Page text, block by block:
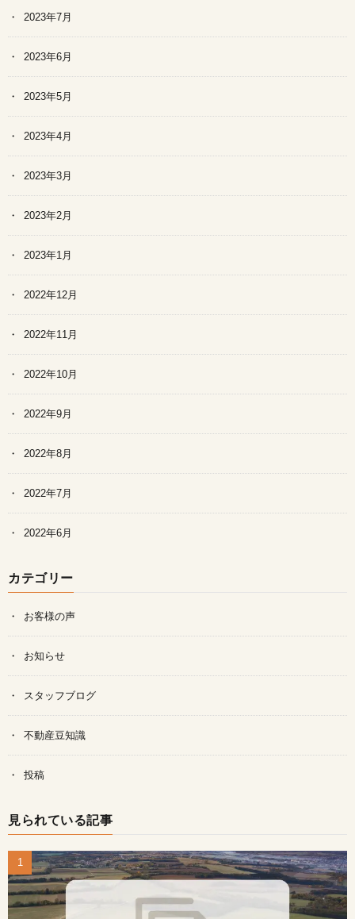
2023年7月
2023年6月
2023年5月
2023年4月
2023年3月
2023年2月
2023年1月
2022年12月
2022年11月
2022年10月
2022年9月
2022年8月
2022年7月
2022年6月
カテゴリー
お客様の声
お知らせ
スタッフブログ
不動産豆知識
投稿
見られている記事